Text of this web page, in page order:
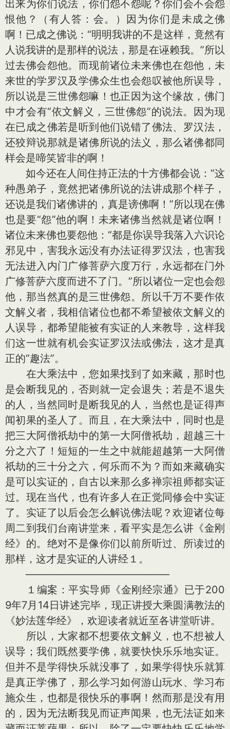
出来为你们说法，你们怨不怨呢？你们会不会怨
恨他？（有人答：会。）因为你们是未成之佛
啊！已成之佛说：“明明我讲的不是这样，竟然有
人说我讲的是那样的说法，那是在诬赖我。”所以
过去佛会怨他。而现前诸位未来佛也在怨他，未
来世的学罗汉及学佛众生也会怨叹被他所误导，
所以说是三世佛怨嘛！也正因为这个缘故，佛门
中才会有“依文解义，三世佛怨”的说法。因为现
在已成之佛若是听到他们说错了佛法、罗汉法，
还狡辩说那就是诸佛所说的法义，那么诸佛都同
样会是啼笑皆非的啊！
如今还在人间住持正法的十方佛都会说：“这
种愚弟子，竟然把诸佛所说的法讲成那个样子，
还说是我们诸佛讲的，真是谤佛啊！”所以现在佛
也是要“怨”他的啊！未来诸佛当然就是诸位啊！
诸位未来佛也要怨他：“都是你误导我落入六识论
邪见中，害我永远没有办法证得罗汉法，也害我
无法进入内门广修菩萨六度万行，永远都在门外
广修菩萨六度而进不了门。”所以诸位一定也会怨
他，那当然真的是三世佛怨。所以千万不要作依
文解义者，我相信诸位也都不希望被依文解义的
人误导，都希望能被有实证的人来教导，这样我
们这一世就有机会实证罗汉法或佛法，这才是真
正的“趣法”。
在大乘法中，您如果找到了如来藏，那时也
是会断我见的，否则就一定会退失；若是不退失
的人，当然同时是断我见的人，当然也是证得声
闻初果的圣人了。而且，在大乘法中，同时也是
把三大阿僧祇劫中的第一大阿僧祇劫，超越三十
分之六了！短短的一生之中就能超越第一大阿僧
祇劫的三十分之六，何乐而不为？而如来藏确实
是可以实证的，自古以来那么多禅宗祖师都实证
过。现在当代，也有许多人在正觉同修会中实证
了。实证了以后会怎么解说佛法呢？欢迎诸位每
周二到我们台南讲堂来，看平实是怎么讲《金刚
经》的。绝对不是像你们以前所听过、所读过的
那样，这才是实证的人讲经１。
────────────────────
１编案：平实导师《金刚经宗通》已于200
9年7月14日讲述完毕，现正讲授大乘圆满教法的
《妙法莲华经》，欢迎读者就近至各讲堂听讲。
所以，大家都不想要依文解义，也不想被人
误导；我们既然要学佛，就要快快乐乐地实证。
但并不是学得快乐就没事了，如果学得快乐就算
是真正学佛了，那么学习如何游山玩水、学习布
施众生，也都是很快乐的事啊！然而那是没有用
的，因为无法断我见而证声闻果，也无法证如来